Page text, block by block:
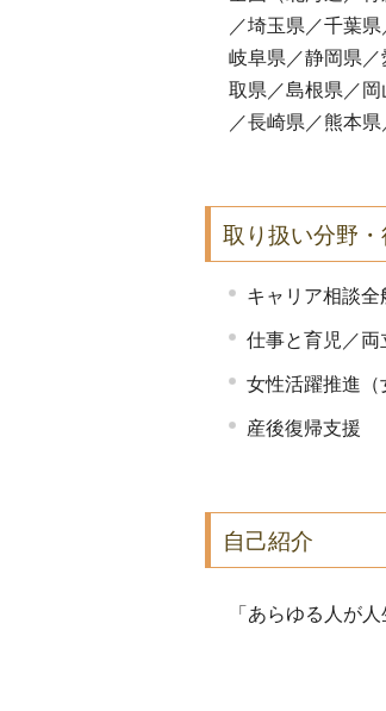
／埼玉県／千葉
岐阜県／静岡県
取県／島根県／
／長崎県／熊本
取り扱い分野
キャリア相談全
仕事と育児／両
女性活躍推進（
産後復帰支援
自己紹介
「あらゆる人が